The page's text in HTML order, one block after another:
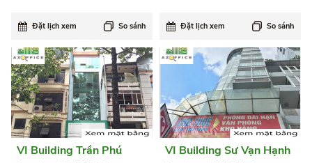
Đặt lịch xem So sánh Đặt lịch xem So sánh
VI Building Trần Phú VI Building Sư Vạn Hạnh